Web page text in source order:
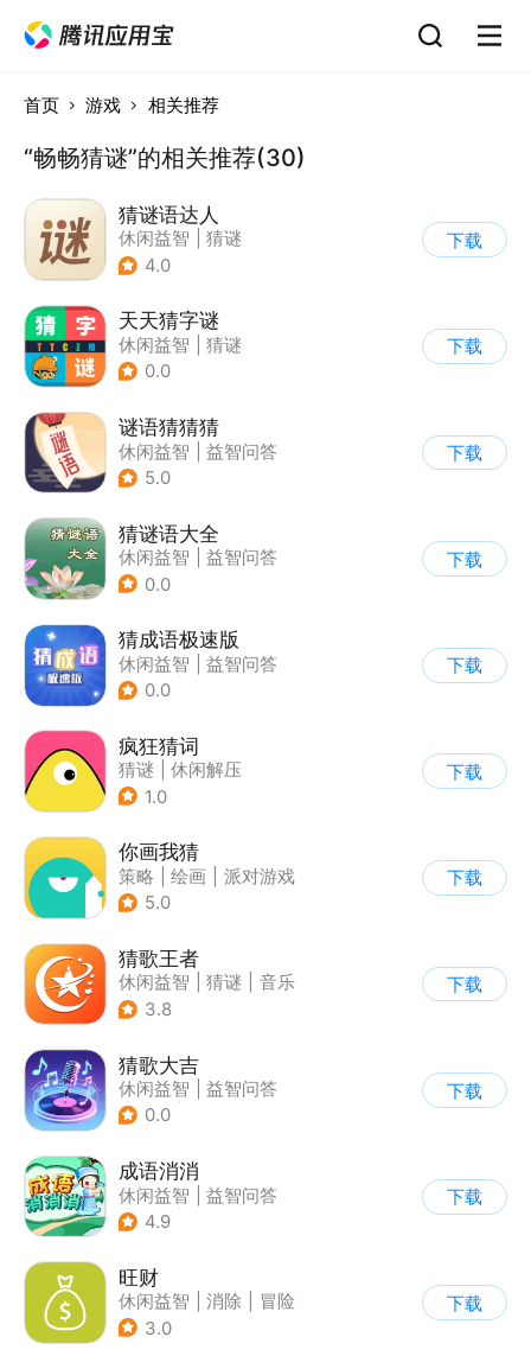
首页 游戏 相关推荐
“畅畅猜谜”的相关推荐(30)
猜谜语达人
休闲益智
猜谜
4.0
下载
天天猜字谜
休闲益智
猜谜
0.0
下载
谜语猜猜猜
休闲益智
益智问答
| 猜谜
5.0
下载
猜谜语大全
休闲益智
益智问答
0.0
下载
猜成语极速版
休闲益智
益智问答
| 成语
0.0
下载
疯狂猜词
猜谜
休闲解压
1.0
下载
你画我猜
策略 绘画
派对游戏
| 卡通
5.0
下载
猜歌王者
休闲益智 猜谜
音乐
| 益智问答
3.8
下载
猜歌大吉
休闲益智
益智问答
| 音乐
0.0
下载
成语消消
休闲益智
益智问答
| 成语
4.9
下载
旺财
休闲益智 消除
冒险
| 卡通
3.0
下载